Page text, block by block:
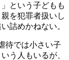
という子どもも
を犯罪者扱いし
詰めかねない。
待では小さい子
う人もいるが、